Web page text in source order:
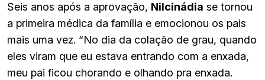
Seis anos após a aprovação, Nilcinádia se tornou
a primeira médica da família e emocionou os pais
mais uma vez. “No dia da colação de grau, quando
eles viram que eu estava entrando com a enxada,
meu pai ficou chorando e olhando pra enxada.